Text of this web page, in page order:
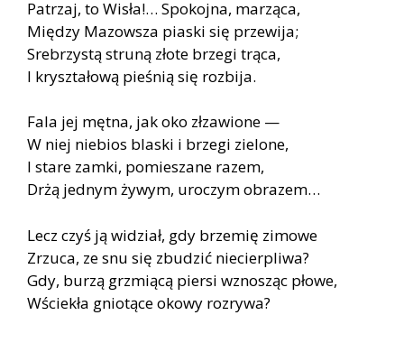
Patrzaj, to Wisła!… Spokojna, marząca,
Między Mazowsza piaski się przewija;
Srebrzystą struną złote brzegi trąca,
I kryształową pieśnią się rozbija.
Fala jej mętna, jak oko złzawione —
W niej niebios blaski i brzegi zielone,
I stare zamki, pomieszane razem,
Drżą jednym żywym, uroczym obrazem…
Lecz czyś ją widział, gdy brzemię zimowe
Zrzuca, ze snu się zbudzić niecierpliwa?
Gdy, burzą grzmiącą piersi wznosząc płowe,
Wściekła gniotące okowy rozrywa?